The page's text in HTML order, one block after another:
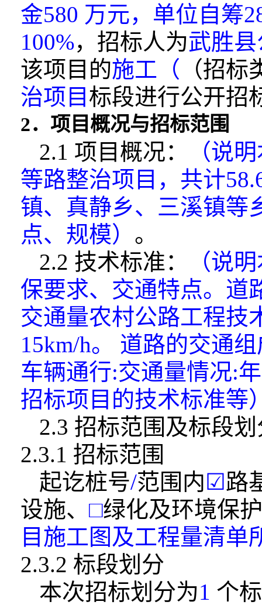
金580 万元，单位自筹
100%，招标人为武胜
该项目 的施工（ （招标
治项目 标段进行公开招
2．项目概况与招标范围
2.1 项目概况：
（说
等路整治项目， 共计
镇、真静乡、三溪镇等
点、规模） 。
2.2 技术标准：
（说
保要求、交通特点。道
交通量农村公路工程技
15km/h。 道路的交通
车辆通行:交通量情况:
招标项目的技术标准等
2.3 招标范围及标段
2.3.1 招标范围
起讫桩号/范围内☑路
设施、 □绿化及环境保
目施工图及工程量清单
2.3.2 标段划分
本次招标划分为1 个